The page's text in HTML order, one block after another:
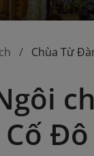
Chùa Từ
Đô